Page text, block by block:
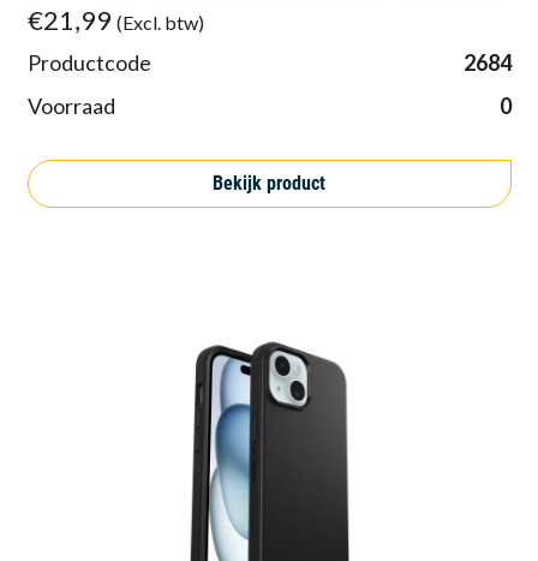
€21,99 (Excl. btw)
Productcode
2684
Voorraad
0
Bekijk product